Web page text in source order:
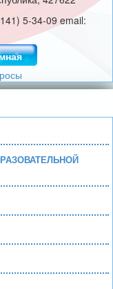
5-34-09 email: